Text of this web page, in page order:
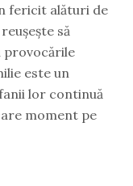
fericit alături de
să
provocările
este un
lor continuă
moment pe